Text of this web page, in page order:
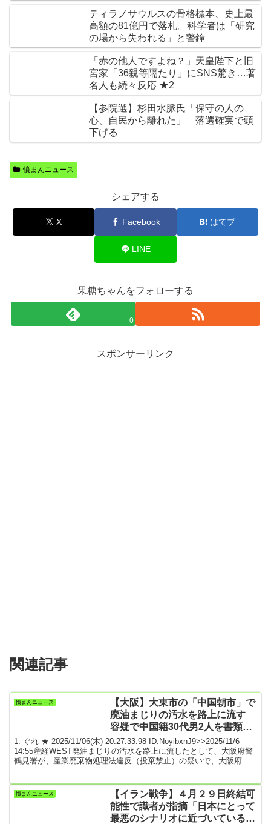
ティラノサウルスの骨格標本、史上最
高額の81億円で落札。科学者は「研究
の場から失われる」と警鐘
「赤の他人ですよね？」天皇陛下と旧
宮家「36親等隔たり」にSNS驚き…著
名人も続々反応 ★2
【参院選】杉田水脈氏「保守の人の
心、自民から離れた」 落選確実で頭
下げる
憤まんニュース
シェアする
X Facebook はてブ
LINE
果糖ちゃんをフォローする
0
スポンサーリンク
関連記事
憤まんニュース
【大阪】大東市の「中国朝市」で
廃油まじりの汚水を路上に流す
容疑で中国籍30代男2人を書類送
検
1: ぐれ ★ 2025/11/06(木) 20:27:33.98 ID:NoyibxnJ9>>2025/11/6
14:55産経WEST廃油まじりの汚水を路上に流したとして、大阪府警
鶴見署が、産業廃棄物処理法違反（投棄禁止）の疑いで、大阪府大
によると、2人は、大東市で日曜早朝に定期的に開かれる「中国朝
市」の人気店に勤務。揚げ物の調理に使ったフライヤーを店前の路
憤まんニュース
【イラン戦争】４月２９日終結可
能性で識者が指摘「日本にとって
最悪のシナリオに近づいている」